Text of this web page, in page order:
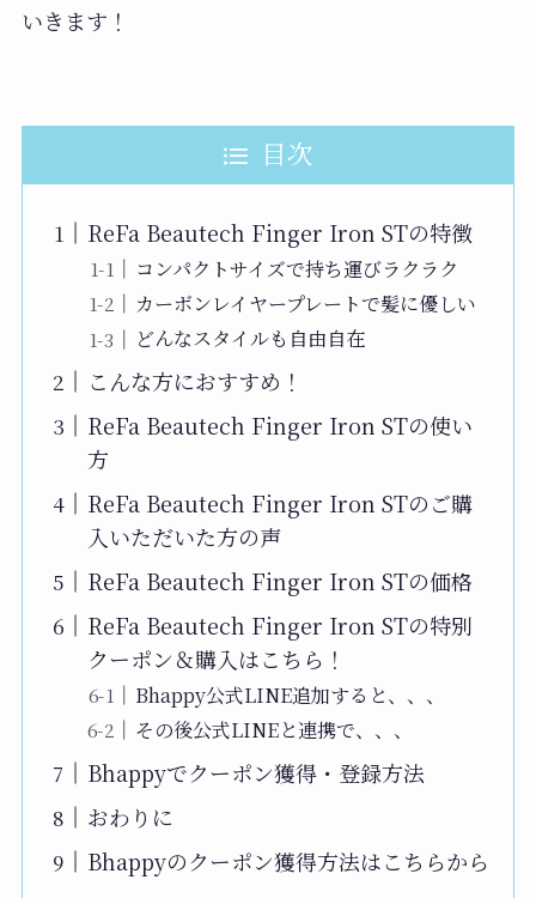
いきます！
目次
ReFa Beautech Finger Iron STの特徴
コンパクトサイズで持ち運びラクラク
カーボンレイヤープレートで髪に優しい
どんなスタイルも自由自在
こんな方におすすめ！
ReFa Beautech Finger Iron STの使い
方
ReFa Beautech Finger Iron STのご購
入いただいた方の声
ReFa Beautech Finger Iron STの価格
ReFa Beautech Finger Iron STの特別
クーポン＆購入はこちら！
Bhappy公式LINE追加すると、、、
その後公式LINEと連携で、、、
Bhappyでクーポン獲得・登録方法
おわりに
Bhappyのクーポン獲得方法はこちらから